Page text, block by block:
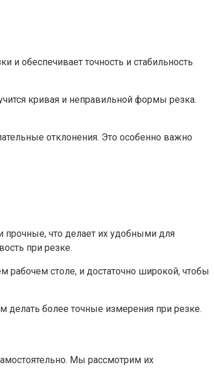
обеспечивает точность и стабильность
кривая и неправильной формы резка.
отклонения. Это особенно важно
что делает их удобными для
при резке.
столе, и достаточно широкой, чтобы
более точные измерения при резке.
Мы рассмотрим их